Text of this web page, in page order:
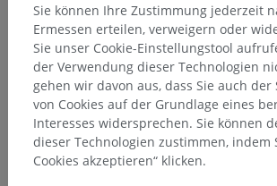
Sie können Ihre Zustimmung jederzeit
Ermessen erteilen, verweigern oder
Sie unser Cookie-Einstellungstool
der Verwendung dieser Technologien
gehen wir davon aus, dass Sie auch der
von Cookies auf der Grundlage eines
Interesses widersprechen. Sie können
dieser Technologien zustimmen, indem
Cookies akzeptieren“ klicken.